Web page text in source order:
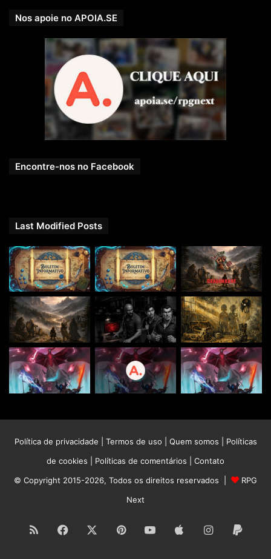
Nos apoie no APOIA.SE
Encontre-nos no Facebook
Last Modified Posts
Política de privacidade Termos de uso Quem somos
Políticas
de cookies
Políticas de comentários
Contato
© Copyright 2015-2026, Todos os direitos reservados |
RPG
Next
RSS Facebook PinterestYouTubeAppleInstagram